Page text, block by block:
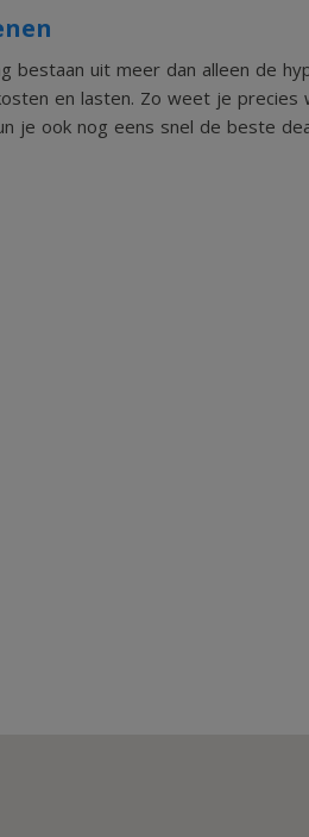
bestaan uit meer dan alleen de
en lasten. Zo weet je precies
je ook nog eens snel de beste